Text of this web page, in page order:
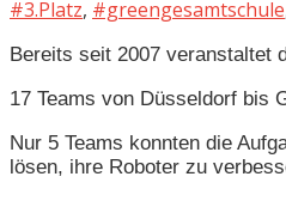
#3.Platz, #greengesamtschule
Bereits seit 2007 veranstaltet
17 Teams von Düsseldorf bis
Nur 5 Teams konnten die
lösen, ihre Roboter zu